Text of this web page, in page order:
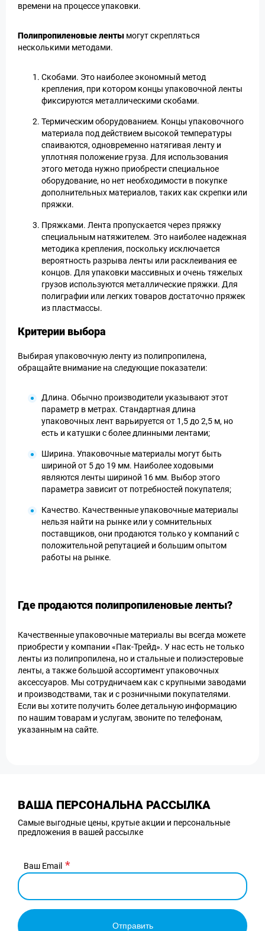
времени на процессе упаковки.
Полипропиленовые ленты могут скрепляться
несколькими методами.
Скобами. Это наиболее экономный метод
крепления, при котором концы упаковочной ленты
фиксируются металлическими скобами.
Термическим оборудованием. Концы упаковочного
материала под действием высокой температуры
спаиваются, одновременно натягивая ленту и
уплотняя положение груза. Для использования
этого метода нужно приобрести специальное
оборудование, но нет необходимости в покупке
дополнительных материалов, таких как скрепки или
пряжки.
Пряжками. Лента пропускается через пряжку
специальным натяжителем. Это наиболее надежная
методика крепления, поскольку исключается
вероятность разрыва ленты или расклеивания ее
концов. Для упаковки массивных и очень тяжелых
грузов используются металлические пряжки. Для
полиграфии или легких товаров достаточно пряжек
из пластмассы.
Критерии выбора
Выбирая упаковочную ленту из полипропилена,
обращайте внимание на следующие показатели:
Длина. Обычно производители указывают этот
параметр в метрах. Стандартная длина
упаковочных лент варьируется от 1,5 до 2,5 м, но
есть и катушки с более длинными лентами;
Ширина. Упаковочные материалы могут быть
шириной от 5 до 19 мм. Наиболее ходовыми
являются ленты шириной 16 мм. Выбор этого
параметра зависит от потребностей покупателя;
Качество. Качественные упаковочные материалы
нельзя найти на рынке или у сомнительных
поставщиков, они продаются только у компаний с
положительной репутацией и большим опытом
работы на рынке.
Где продаются полипропиленовые ленты?
Качественные упаковочные материалы вы всегда можете
приобрести у компании «Пак-Трейд». У нас есть не только
ленты из полипропилена, но и стальные и полиэстеровые
ленты, а также большой ассортимент упаковочных
аксессуаров. Мы сотрудничаем как с крупными заводами
и производствами, так и с розничными покупателями.
Если вы хотите получить более детальную информацию
по нашим товарам и услугам, звоните по телефонам,
указанным на сайте.
ВАША ПЕРСОНАЛЬНА РАССЫЛКА
Самые выгодные цены, крутые акции и персональные
предложения в вашей рассылке
Ваш Email
Отправить